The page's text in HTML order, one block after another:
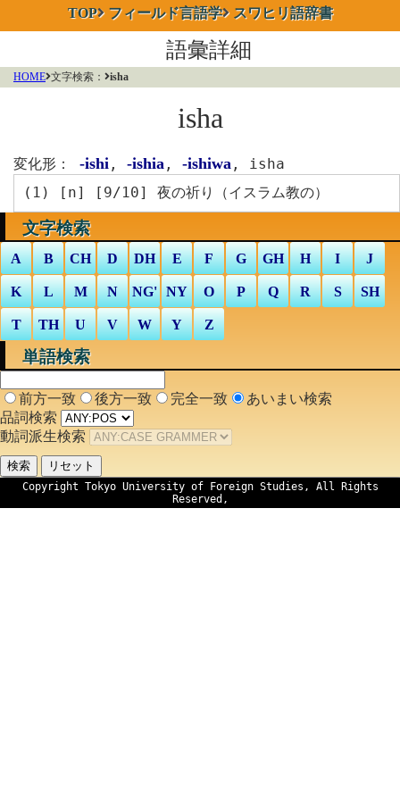
TOP フィールド言語学 スワヒリ語辞書
文字検索
A B CH D DH E F G GH H I J
K L M N NG' NY O P Q R S SH
T TH U V W Y Z
単語検索
前方一致 後方一致 完全一致
あいまい検索
品詞検索
動詞派生検索
語彙詳細
HOME 文字検索： isha
isha
変化形： -ishi , -ishia , -ishiwa ,
isha
(1) [ n] [9/10] 夜の祈り（イスラム教の）
Copyright Tokyo University of Foreign Studies, All Rights
Reserved,